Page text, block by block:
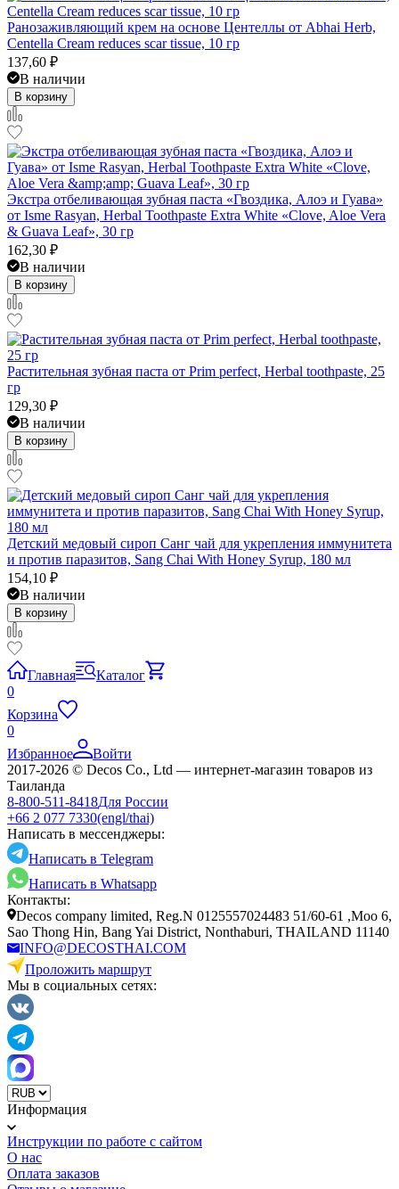
Ранозаживляющий крем на основе Центеллы от Abhai Herb,
Centella Cream reduces scar tissue, 10 гр
137,60 ₽
В наличии
В корзину
Экстра отбеливающая зубная паста «Гвоздика, Алоэ и Гуава»
от Isme Rasyan, Herbal Toothpaste Extra White «Clove, Aloe Vera
& Guava Leaf», 30 гр
162,30 ₽
В наличии
В корзину
Растительная зубная паста от Prim perfect, Herbal toothpaste, 25
гр
129,30 ₽
В наличии
В корзину
Детский медовый сироп Санг чай для укрепления иммунитета
и против паразитов, Sang Chai With Honey Syrup, 180 мл
154,10 ₽
В наличии
В корзину
Главная
Каталог
0
Корзина
0
Избранное
Войти
2017-2026 © Decos Co., Ltd — интернет-магазин товаров из
Таиланда
8-800-511-8418Для России
+66 2 077 7330(engl/thai)
Написать в мессенджеры:
Написать в Telegram
Написать в Whatsapp
Контакты:
Decos company limited, Reg.N 0125557024483 51/60-61 ,Moo 6,
Sao Thong Hin, Bang Yai District, Nonthaburi, THAILAND 11140
INFO@DECOSTHAI.COM
Проложить маршрут
Мы в социальных сетях:
Информация
Инструкции по работе с сайтом
О нас
Оплата заказов